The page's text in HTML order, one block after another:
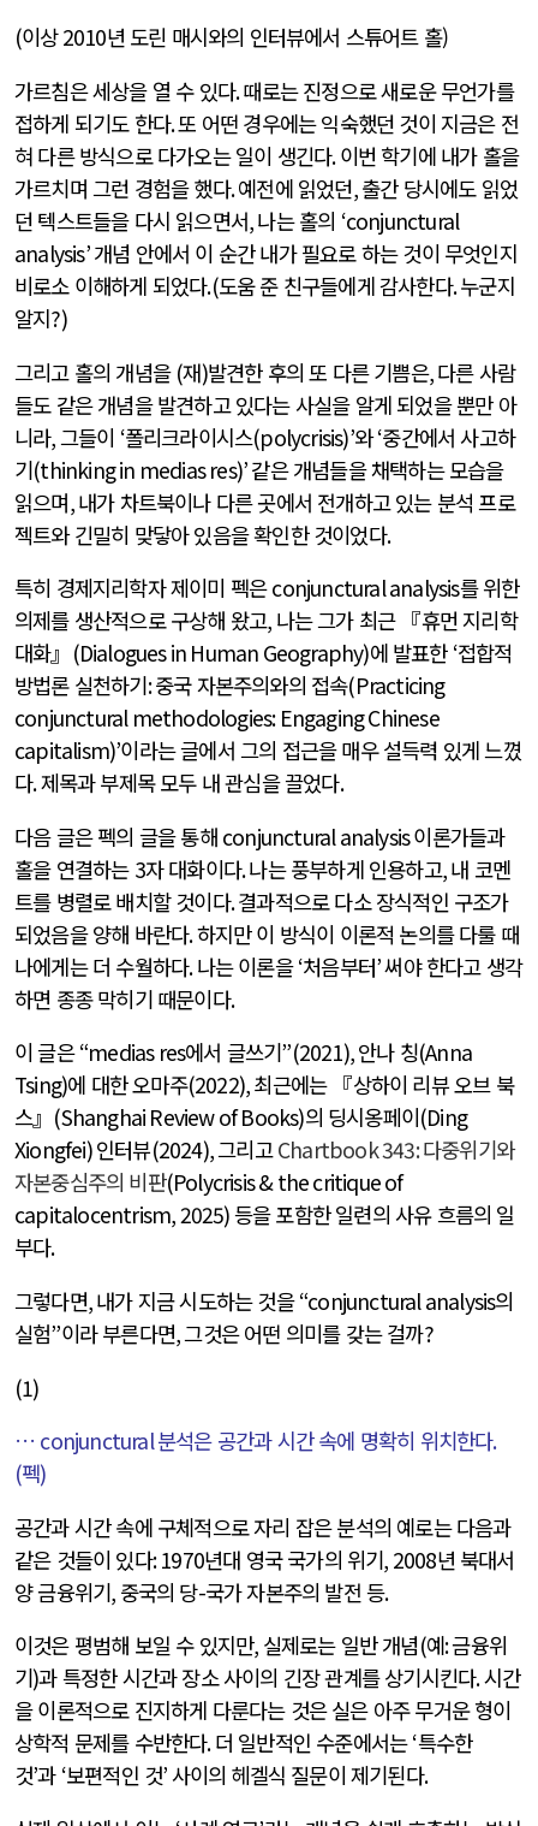
(이상 2010년 도린 매시와의 인터뷰에서 스튜어트 홀)
가르침은 세상을 열 수 있다.때로는 진정으로 새로운 무언가를
접하게 되기도 한다.또 어떤 경우에는 익숙했던 것이 지금은 전
혀 다른 방식으로 다가오는 일이 생긴다.이번 학기에 내가 홀을
가르치며 그런 경험을 했다.예전에 읽었던,출간 당시에도 읽었
던 텍스트들을 다시 읽으면서,나는 홀의 ‘conjunctural
analysis’개념 안에서 이 순간 내가 필요로 하는 것이 무엇인지
비로소 이해하게 되었다.(도움 준 친구들에게 감사한다.누군지
알지?)
그리고 홀의 개념을 (재)발견한 후의 또 다른 기쁨은,다른 사람
들도 같은 개념을 발견하고 있다는 사실을 알게 되었을 뿐만 아
니라,그들이 ‘폴리크라이시스(polycrisis)’와‘중간에서 사고하
기(thinking in medias res)’같은 개념들을 채택하는 모습을
읽으며,내가 차트북이나 다른 곳에서 전개하고 있는 분석 프로
젝트와 긴밀히 맞닿아 있음을 확인한 것이었다.
특히 경제지리학자 제이미 펙은conjunctural analysis를 위한
의제를 생산적으로 구상해 왔고, 나는 그가 최근 『휴먼 지리학
대화』 (Dialogues in Human Geography)에 발표한 ‘접합적
방법론 실천하기:중국 자본주의와의 접속(Practicing
conjunctural methodologies: Engaging Chinese
capitalism)’이라는 글에서 그의 접근을 매우 설득력 있게 느꼈
다.제목과 부제목 모두 내 관심을 끌었다.
다음 글은 펙의 글을 통해 conjunctural analysis이론가들과
홀을 연결하는 3자 대화이다.나는 풍부하게 인용하고,내 코멘
트를 병렬로 배치할 것이다.결과적으로 다소 장식적인 구조가
되었음을 양해 바란다.하지만 이 방식이 이론적 논의를 다룰 때
나에게는 더 수월하다.나는 이론을‘처음부터’써야 한다고 생각
하면 종종 막히기 때문이다.
이 글은“medias res에서 글쓰기”(2021),안나 칭(Anna
Tsing)에 대한 오마주(2022),최근에는 『상하이 리뷰 오브 북
스』 (Shanghai Review of Books)의 딩시옹페이(Ding
Xiongfei)인터뷰(2024),그리고Chartbook 343:다중위기와
자본중심주의 비판(Polycrisis & the critique of
capitalocentrism, 2025)등을 포함한 일련의 사유 흐름의 일
부다.
그렇다면,내가 지금 시도하는 것을“conjunctural analysis의
실험”이라 부른다면,그것은 어떤 의미를 갖는 걸까?
(1)
… conjunctural분석은 공간과 시간 속에 명확히 위치한다.
(펙)
공간과 시간 속에 구체적으로 자리 잡은 분석의 예로는 다음과
같은 것들이 있다: 1970년대 영국 국가의 위기, 2008년 북대서
양 금융위기, 중국의 당-국가 자본주의 발전 등.
이것은 평범해 보일 수 있지만, 실제로는 일반 개념(예:금융위
기)과 특정한 시간과 장소 사이의 긴장 관계를 상기시킨다.시간
을 이론적으로 진지하게 다룬다는 것은 실은 아주 무거운 형이
상학적 문제를 수반한다.더 일반적인 수준에서는‘특수한
것’과 ‘보편적인 것’사이의 헤겔식 질문이 제기된다.